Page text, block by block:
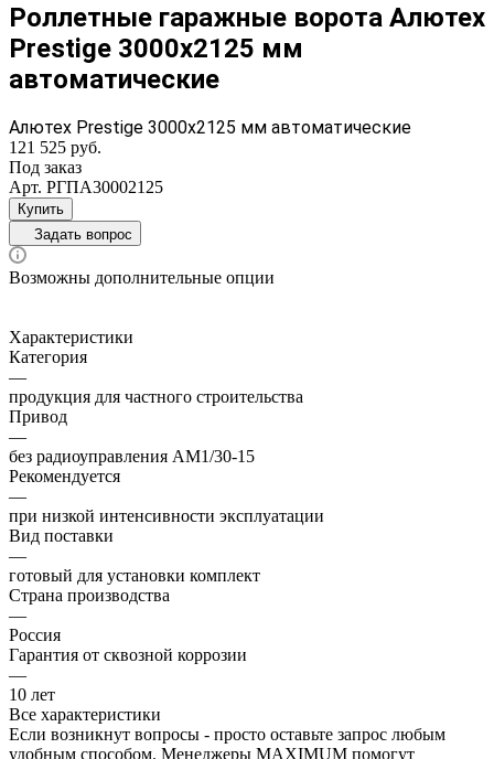
Роллетные гаражные ворота Алютех
Prestige 3000x2125 мм
автоматические
Алютех Prestige 3000x2125 мм автоматические
121 525 руб.
Под заказ
Арт. РГПА30002125
Купить
Задать вопрос
Возможны дополнительные опции
Характеристики
Категория
—
продукция для частного строительства
Привод
—
без радиоуправления AM1/30-15
Рекомендуется
—
при низкой интенсивности эксплуатации
Вид поставки
—
готовый для установки комплект
Страна производства
—
Россия
Гарантия от сквозной коррозии
—
10 лет
Все характеристики
Если возникнут вопросы - просто оставьте запрос любым
удобным способом. Менеджеры MAXIMUM помогут